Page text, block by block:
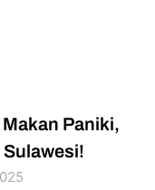
Paniki,
Sulawesi!